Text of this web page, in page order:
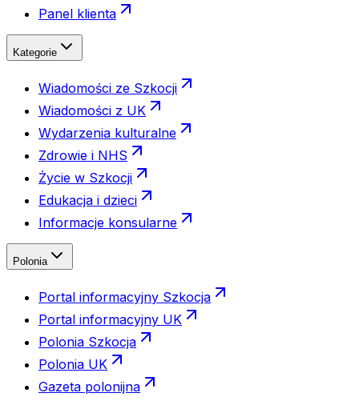
Panel klienta
Kategorie
Wiadomości ze Szkocji
Wiadomości z UK
Wydarzenia kulturalne
Zdrowie i NHS
Życie w Szkocji
Edukacja i dzieci
Informacje konsularne
Polonia
Portal informacyjny Szkocja
Portal informacyjny UK
Polonia Szkocja
Polonia UK
Gazeta polonijna